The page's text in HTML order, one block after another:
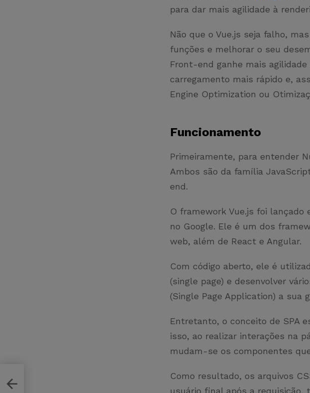
para dar mais agilidade à
Não que o Vue.js seja falho,
funções e melhorar o seu
Front-end ganhe mais
carregamento mais rápido e,
Engine Optimization ou
Funcionamento
Primeiramente, para entender
Ambos são da família
end.
O framework Vue.js foi lançado
no Google. Ele é um dos
web, além de React e Angular.
Com código aberto, ele é
(single page) e desenvolver
(Single Page Application) a sua
Entretanto, o conceito de SPA
isso, ao realizar interações na
mudam-se os componentes
Como resultado, os arquivos
usuário final após a requisição,